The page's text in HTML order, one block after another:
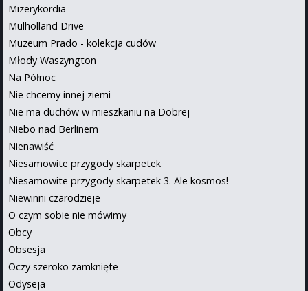
Mizerykordia
Mulholland Drive
Muzeum Prado - kolekcja cudów
Młody Waszyngton
Na Północ
Nie chcemy innej ziemi
Nie ma duchów w mieszkaniu na Dobrej
Niebo nad Berlinem
Nienawiść
Niesamowite przygody skarpetek
Niesamowite przygody skarpetek 3. Ale kosmos!
Niewinni czarodzieje
O czym sobie nie mówimy
Obcy
Obsesja
Oczy szeroko zamknięte
Odyseja